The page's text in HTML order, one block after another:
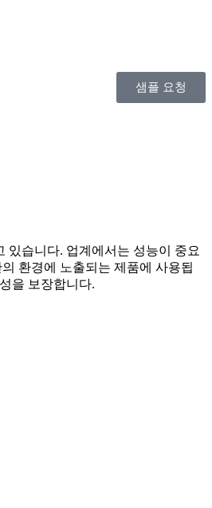
샘플 요청
있습니다. 업계에서는 성능이 중요
의 환경에 노출되는 제품에 사용됩
을 보장합니다.